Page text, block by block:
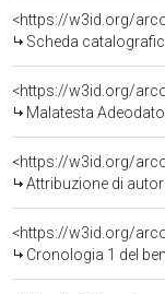
<https://w3id.org/
Scheda
<https://w3id.org/
Malatesta
<https://w3id.org/
Attribuzione di
<https://w3id.org/
Cronologia 1 del